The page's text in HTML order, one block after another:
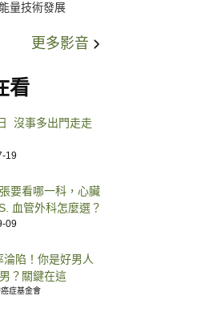
量技術發展
更多影音
看
沒事多出門走走
19
要看哪一科，心臟
血管外科怎麼選？
09
淪陷！你是好男人
？關鍵在這
症基金會